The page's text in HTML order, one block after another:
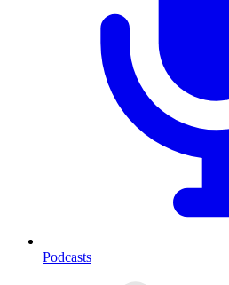
Podcasts